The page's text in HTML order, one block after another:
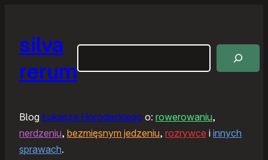
silva
rerum
Blog Łukasza Horodeckiego o: rowerowaniu,
nerdzeniu, bezmięsnym jedzeniu, rozrywce i innych
sprawach.